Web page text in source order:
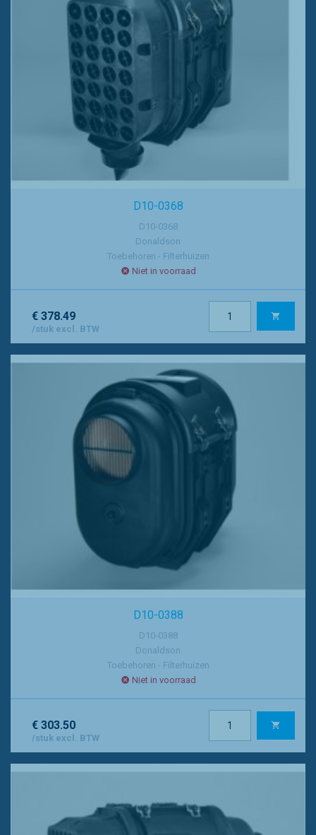
D10-0368
D10-0368
Donaldson
Toebehoren - Filterhuizen
Niet in voorraad
€ 378.49
/stuk excl. BTW
D10-0388
D10-0388
Donaldson
Toebehoren - Filterhuizen
Niet in voorraad
€ 303.50
/stuk excl. BTW